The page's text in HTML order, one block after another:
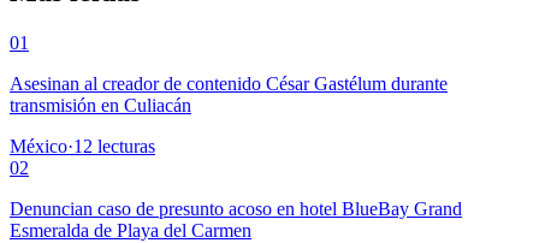
01
Asesinan al creador de contenido César Gastélum durante
transmisión en Culiacán
México·12 lecturas
02
Denuncian caso de presunto acoso en hotel BlueBay Grand
Esmeralda de Playa del Carmen